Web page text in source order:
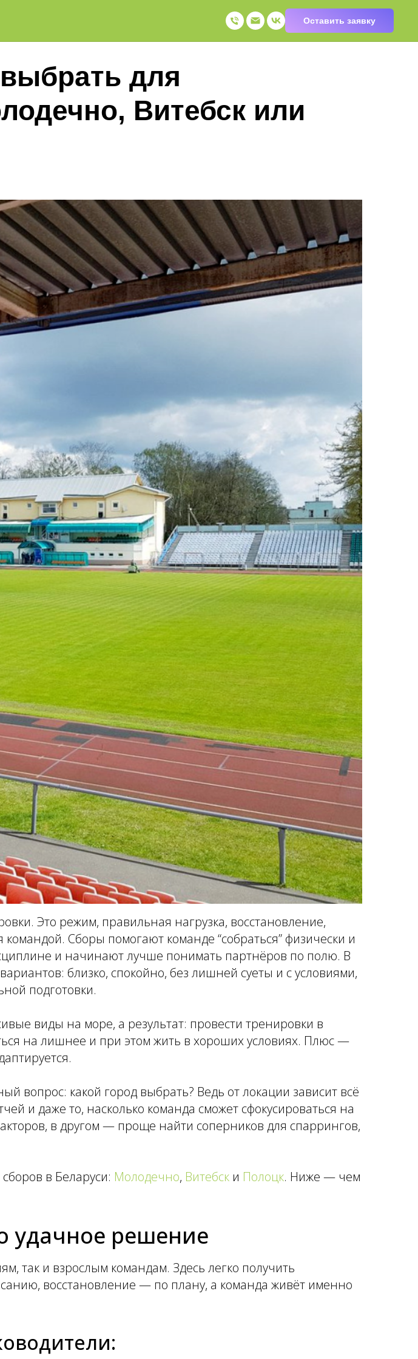
Оставить заявку
для
Витебск или
Это режим, правильная нагрузка, восстановление,
Сборы помогают команде “собраться” физически и
и начинают лучше понимать партнёров по полю. В
близко, спокойно, без лишней суеты и с условиями,
подготовки.
виды на море, а результат: провести тренировки в
на лишнее и при этом жить в хороших условиях. Плюс —
вопрос: какой город выбрать? Ведь от локации зависит всё
и даже то, насколько команда сможет сфокусироваться на
в другом — проще найти соперников для спаррингов,
в Беларуси: Молодечно, Витебск и Полоцк. Ниже — чем
удачное решение
так и взрослым командам. Здесь легко получить
восстановление — по плану, а команда живёт именно